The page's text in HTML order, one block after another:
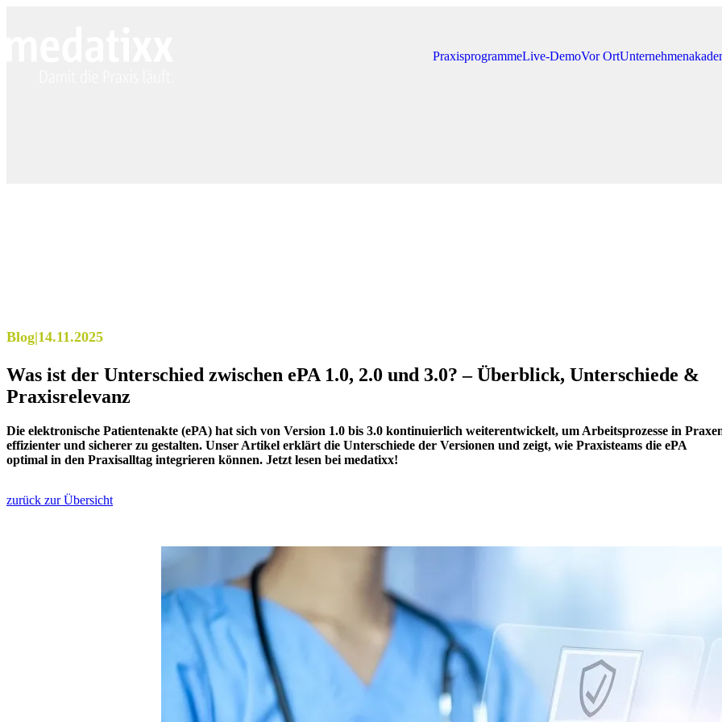
PraxisprogrammeLive-DemoVor OrtUnternehmen
Blog|14.11.2025
Was ist der Unterschied zwischen ePA 1.0, 2.0 und 3.0? – Überblick, Unterschiede &
Praxisrelevanz
Die elektronische Patientenakte (ePA) hat sich von Version 1.0 bis 3.0 kontinuierlich weiterentwickelt, um Arbeitsprozesse in
effizienter und sicherer zu gestalten. Unser Artikel erklärt die Unterschiede der Versionen und zeigt, wie Praxisteams die ePA
optimal in den Praxisalltag integrieren können. Jetzt lesen bei medatixx!
zurück zur Übersicht